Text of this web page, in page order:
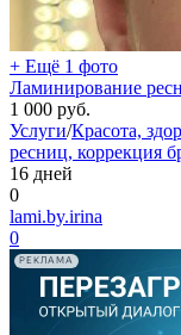
+ Ещё 1 фото
Ламинирование
1 000 руб.
Услуги/Красота,
ресниц, коррекция
16 дней
0
lami.by.irina
0
РЕКЛАМА